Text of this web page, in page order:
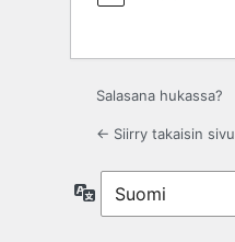
Salasana hukassa?
← Siirry takaisin
Kieli